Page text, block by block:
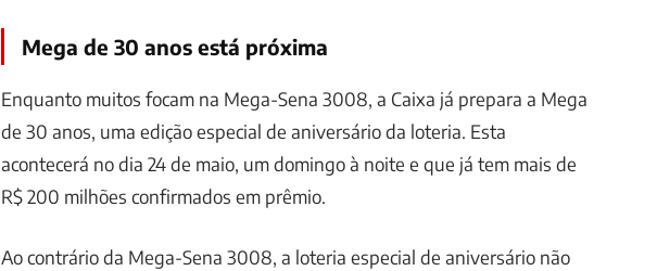
Mega de 30 anos está próxima
Enquanto muitos focam na Mega-Sena 3008, a Caixa já prepara a Mega
de 30 anos, uma edição especial de aniversário da loteria. Esta
acontecerá no dia 24 de maio, um domingo à noite e que já tem mais de
R$ 200 milhões confirmados em prêmio.
Ao contrário da Mega-Sena 3008, a loteria especial de aniversário não